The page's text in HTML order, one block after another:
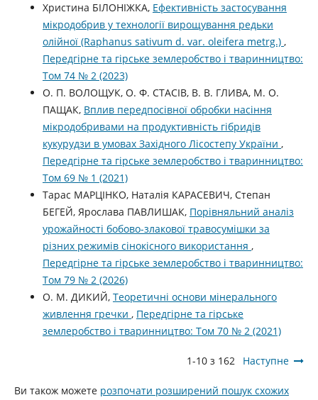
Христина БІЛОНІЖКА, Ефективність застосування
мікродобрив у технології вирощування редьки
олійної (Raphanus sativum d. var. oleifera metrg.) ,
Передгірне та гірське землеробство і тваринництво:
Том 74 № 2 (2023)
О. П. ВОЛОЩУК, О. Ф. СТАСІВ, В. В. ГЛИВА, М. О.
ПАЩАК, Вплив передпосівної обробки насіння
мікродобривами на продуктивність гібридів
кукурудзи в умовах Західного Лісостепу України ,
Передгірне та гірське землеробство і тваринництво:
Том 69 № 1 (2021)
Тарас МАРЦІНКО, Наталія КАРАСЕВИЧ, Степан
БЕГЕЙ, Ярослава ПАВЛИШАК, Порівняльний аналіз
урожайності бобово-злакової травосумішки за
різних режимів сінокісного використання ,
Передгірне та гірське землеробство і тваринництво:
Том 79 № 2 (2026)
О. М. ДИКИЙ, Теоретичні основи мінерального
живлення гречки , Передгірне та гірське
землеробство і тваринництво: Том 70 № 2 (2021)
1-10 з 162 Наступне
Ви також можете розпочати розширений пошук схожих